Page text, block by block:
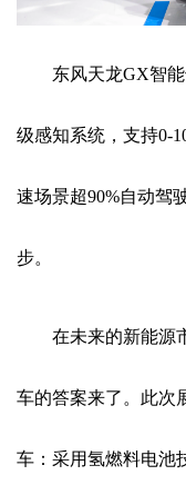
东风天龙GX智
级感知系统，支持0-
速场景超90%自动驾
步。
在未来的新能源
车的答案来了。此次
车：采用氢燃料电池